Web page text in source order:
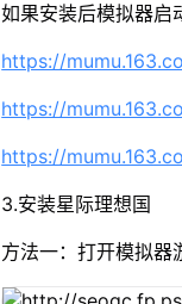
如果安装后模拟器启
https://
https://
https://
3.安装星际理想国
方法一：打开模拟器